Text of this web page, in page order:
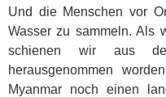
Und die Menschen vor
Wasser zu sammeln. Als
schienen wir aus
herausgenommen
Myanmar noch einen